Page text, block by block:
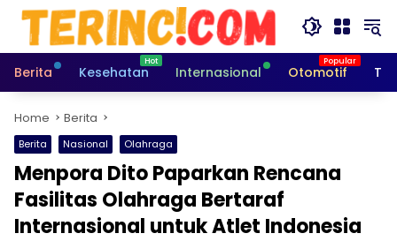
Skip
content
Berita
Kesehatan Internasional Otomotif
Home Berita
Berita Nasional Olahraga
Menpora Dito Paparkan Rencana
Fasilitas Olahraga Bertaraf
Internasional untuk Atlet Indonesia